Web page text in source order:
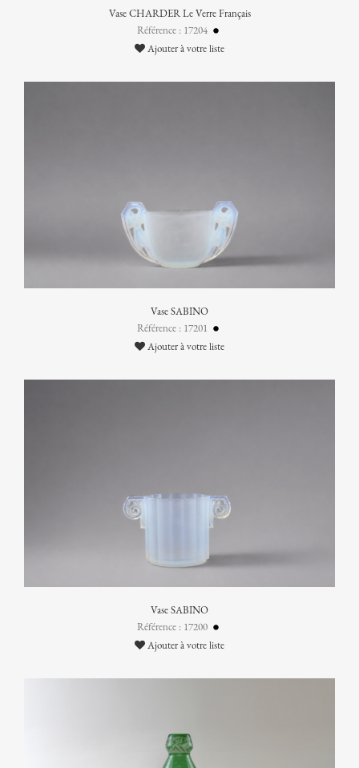
Vase CHARDER Le Verre Français
Référence : 17204
Ajouter à votre liste
Vase SABINO
Référence : 17201
Ajouter à votre liste
Vase SABINO
Référence : 17200
Ajouter à votre liste